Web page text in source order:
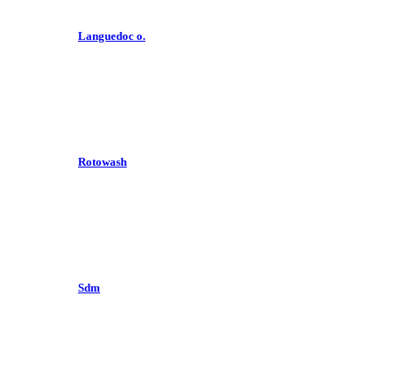
Languedoc o.
Rotowash
Sdm